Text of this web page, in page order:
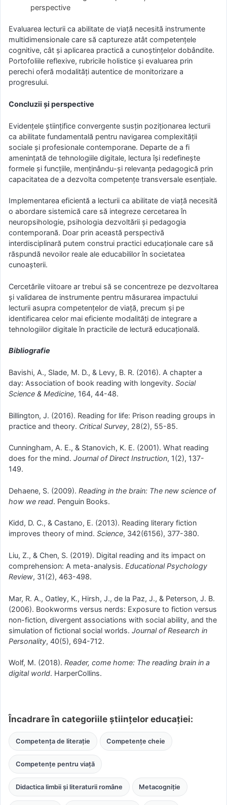
perspective
Evaluarea lecturii ca abilitate de viață necesită instrumente
multidimensionale care să captureze atât competențele
cognitive, cât și aplicarea practică a cunoștințelor dobândite.
Portofoliile reflexive, rubricile holistice și evaluarea prin
perechi oferă modalități autentice de monitorizare a
progresului.
Concluzii și perspective
Evidențele științifice convergente susțin poziționarea lecturii
ca abilitate fundamentală pentru navigarea complexității
sociale și profesionale contemporane. Departe de a fi
amenințată de tehnologiile digitale, lectura își redefinește
formele și funcțiile, menținându-și relevanța pedagogică prin
capacitatea de a dezvolta competențe transversale esențiale.
Implementarea eficientă a lecturii ca abilitate de viață necesită
o abordare sistemică care să integreze cercetarea în
neuropsihologie, psihologia dezvoltării și pedagogia
contemporană. Doar prin această perspectivă
interdisciplinară putem construi practici educaționale care să
răspundă nevoilor reale ale educabililor în societatea
cunoașterii.
Cercetările viitoare ar trebui să se concentreze pe dezvoltarea
și validarea de instrumente pentru măsurarea impactului
lecturii asupra competențelor de viață, precum și pe
identificarea celor mai eficiente modalități de integrare a
tehnologiilor digitale în practicile de lectură educațională.
Bibliografie
Bavishi, A., Slade, M. D., & Levy, B. R. (2016). A chapter a
day: Association of book reading with longevity. Social
Science & Medicine, 164, 44-48.
Billington, J. (2016). Reading for life: Prison reading groups in
practice and theory. Critical Survey, 28(2), 55-85.
Cunningham, A. E., & Stanovich, K. E. (2001). What reading
does for the mind. Journal of Direct Instruction, 1(2), 137-
149.
Dehaene, S. (2009). Reading in the brain: The new science of
how we read. Penguin Books.
Kidd, D. C., & Castano, E. (2013). Reading literary fiction
improves theory of mind. Science, 342(6156), 377-380.
Liu, Z., & Chen, S. (2019). Digital reading and its impact on
comprehension: A meta-analysis. Educational Psychology
Review, 31(2), 463-498.
Mar, R. A., Oatley, K., Hirsh, J., de la Paz, J., & Peterson, J. B.
(2006). Bookworms versus nerds: Exposure to fiction versus
non-fiction, divergent associations with social ability, and the
simulation of fictional social worlds. Journal of Research in
Personality, 40(5), 694-712.
Wolf, M. (2018). Reader, come home: The reading brain in a
digital world. HarperCollins.
Încadrare în categoriile științelor educației:
Competența de literație Competențe cheie
Competențe pentru viață
Didactica limbii și literaturii române Metacogniție